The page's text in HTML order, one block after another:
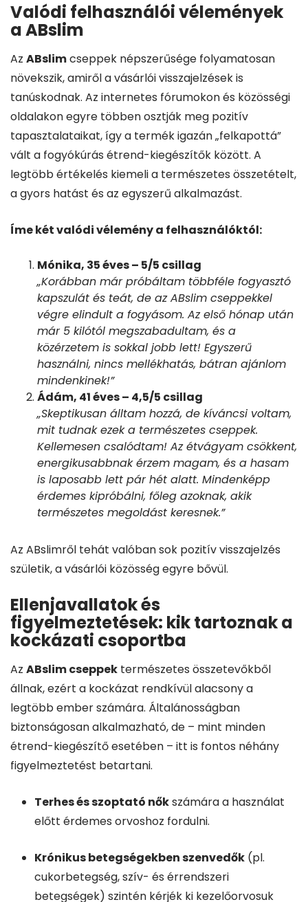
Valódi felhasználói vélemények
a ABslim
Az ABslimcseppek népszerűsége folyamatosan
növekszik, amiről a vásárlói visszajelzések is
tanúskodnak. Az internetes fórumokon és közösségi
oldalakon egyre többen osztják meg pozitív
tapasztalataikat, így a termék igazán „felkapottá”
vált a fogyókúrás étrend-kiegészítők között. A
legtöbb értékelés kiemeli a természetes összetételt,
a gyors hatást és az egyszerű alkalmazást.
Íme két valódi vélemény a felhasználóktól:
Mónika, 35 éves – 5/5 csillag
„Korábban már próbáltam többféle fogyasztó
kapszulát és teát, de az ABslim cseppekkel
végre elindult a fogyásom. Az első hónap után
már 5 kilótól megszabadultam, és a
közérzetem is sokkal jobb lett! Egyszerű
használni, nincs mellékhatás, bátran ajánlom
mindenkinek!”
Ádám, 41 éves – 4,5/5 csillag
„Skeptikusan álltam hozzá, de kíváncsi voltam,
mit tudnak ezek a természetes cseppek.
Kellemesen csalódtam! Az étvágyam csökkent,
energikusabbnak érzem magam, és a hasam
is laposabb lett pár hét alatt. Mindenképp
érdemes kipróbálni, főleg azoknak, akik
természetes megoldást keresnek.”
Az ABslimről tehát valóban sok pozitív visszajelzés
születik, a vásárlói közösség egyre bővül.
Ellenjavallatok és
figyelmeztetések: kik tartoznak a
kockázati csoportba
Az ABslim cseppek természetes összetevőkből
állnak, ezért a kockázat rendkívül alacsony a
legtöbb ember számára. Általánosságban
biztonságosan alkalmazható, de – mint minden
étrend-kiegészítő esetében – itt is fontos néhány
figyelmeztetést betartani.
Terhes és szoptató nőkszámára a használat
előtt érdemes orvoshoz fordulni.
Krónikus betegségekben szenvedők (pl.
cukorbetegség, szív- és érrendszeri
betegségek) szintén kérjék ki kezelőorvosuk